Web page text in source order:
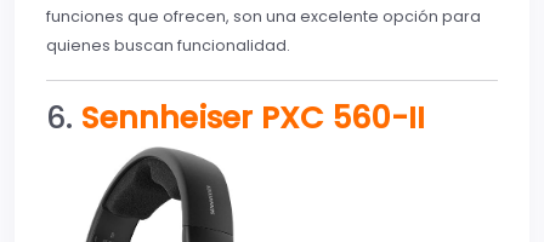
funciones que ofrecen, son una excelente opción para
quienes buscan funcionalidad.
6. Sennheiser PXC 560-II